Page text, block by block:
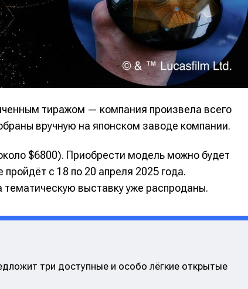
сетях
сетях
тиражом — компания произвела всего
вручную на японском заводе компании.
$6800). Приобрести модель можно будет
с 18 по 20 апреля 2025 года.
выставку уже распроданы.
три доступные и особо лёгкие открытые